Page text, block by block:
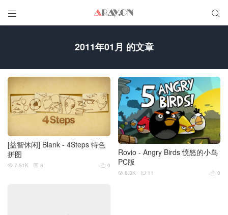
 
2011年01月 的文章
[益智休闲] Blank - 4Steps 特色
拼图
 0
 7.51K  8
Rovio - Angry Birds 愤怒的小鸟
PC版
 0
 8.3K  11